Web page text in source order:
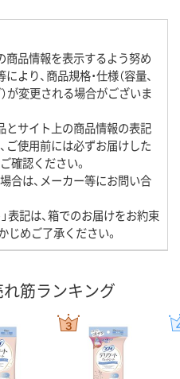
商品情報を表示するよう努め
より、商品規格・仕様（容量、
が変更される場合がございま
とサイト上の商品情報の表記
ご使用前には必ずお届けした
確認ください。
合は、メーカー等にお問い合
表記は、箱でのお届けをお約束
じめご了承ください。
筋ランキング